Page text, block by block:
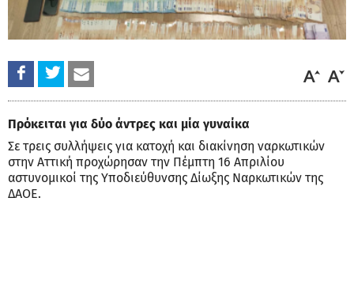
Πρόκειται για δύο άντρες και μία γυναίκα
Σε τρεις συλλήψεις για κατοχή και διακίνηση ναρκωτικών
στην Αττική προχώρησαν την Πέμπτη 16 Απριλίου
αστυνομικοί της Υποδιεύθυνσης Δίωξης Ναρκωτικών της
ΔΑΟΕ.